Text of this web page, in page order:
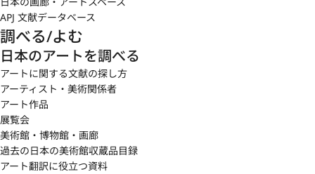
APJ 文献データベース
調べる/よむ
日本のアートを調べる
アートに関する文献の探し方
アーティスト・美術関係者
アート作品
展覧会
美術館・博物館・画廊
過去の日本の美術館収蔵品目録
アート翻訳に役立つ資料